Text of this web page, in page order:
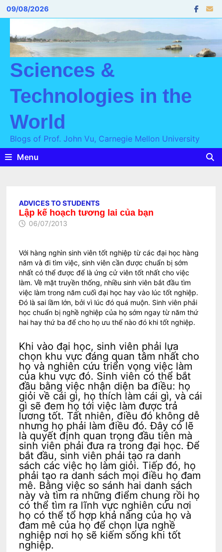
Skip
to
content
09/08/2026
Sciences &
Technologies in the
World
Blogs of Prof. John Vu, Carnegie Mellon University
Menu
ADVICES TO STUDENTS
Lập kế hoạch tương lai của bạn
06/07/2013
Với hàng nghìn sinh viên tốt nghiệp từ các đại học hàng
năm và đi tìm việc, sinh viên cần được chuẩn bị sớm
nhất có thể được để là ứng cử viên tốt nhất cho việc
làm. Về mặt truyền thống, nhiều sinh viên bắt đầu tìm
việc làm trong năm cuối đại học hay vào lúc tốt nghiệp.
Đó là sai lầm lớn, bởi vì lúc đó quá muộn. Sinh viên phải
học chuẩn bị nghề nghiệp của họ sớm ngay từ năm thứ
hai hay thứ ba để cho họ ưu thế nào đó khi tốt nghiệp.
Khi vào đại học, sinh viên phải lựa
chọn khu vực đáng quan tâm nhất cho
họ và nghiên cứu triển vọng việc làm
của khu vực đó. Sinh viên có thể bắt
đầu bằng việc nhận diện ba điều: họ
giỏi về cái gì, họ thích làm cái gì, và cái
gì sẽ đem họ tới việc làm được trả
lương tốt. Tất nhiên, điều đó không dễ
nhưng họ phải làm điều đó. Đây có lẽ
là quyết định quan trọng đầu tiên mà
sinh viên phải đưa ra trong đại học. Để
bắt đầu, sinh viên phải tạo ra danh
sách các việc họ làm giỏi. Tiếp đó, họ
phải tạo ra danh sách mọi điều họ đam
mê. Bằng việc so sánh hai danh sách
này và tìm ra những điểm chung rồi họ
có thể tìm ra lĩnh vực nghiên cứu nơi
họ có thể tổ hợp khả năng của họ và
đam mê của họ để chọn lựa nghề
nghiệp nơi họ sẽ kiếm sống khi tốt
nghiệp.